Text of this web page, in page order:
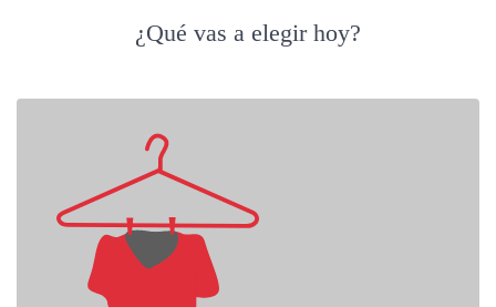
¿Qué vas a elegir hoy?